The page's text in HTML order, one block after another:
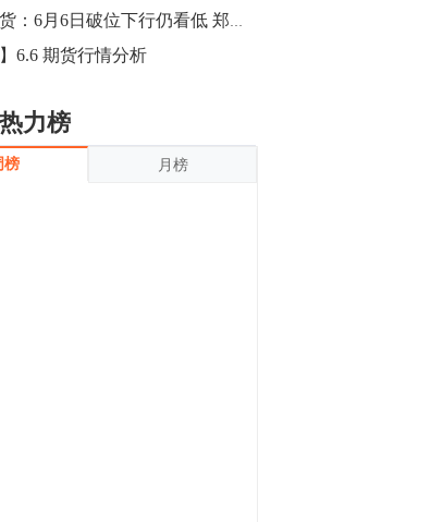
主力合约涨停，涨幅达3.98%，报
豆期货市场上涨，11月期约收高
夜盘连粕高位窄幅震荡，建议短线
。 ...
息，内外盘贵金属强劲走升，沪
合约涨停，涨幅3.99%，报334.00
金耀辉期货：6月6日破位下行仍看低 郑醇回踩就是空
】6.6 期货行情分析
力榜
榜 月榜